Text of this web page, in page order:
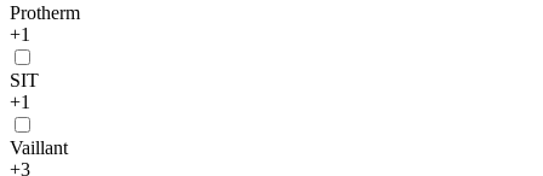
Protherm
+1
SIT
+1
Vaillant
+3